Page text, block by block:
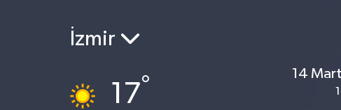
İzmir
17°
14